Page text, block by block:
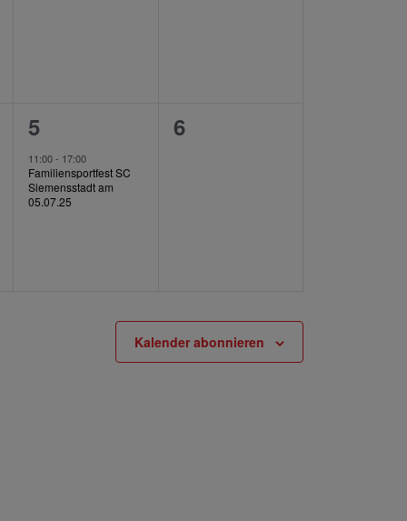
1
Veranstaltung,
5
11:00- 17:00
Familiensportfest SC
Siemensstadt am
05.07.25
0
6
Kalender abonnieren